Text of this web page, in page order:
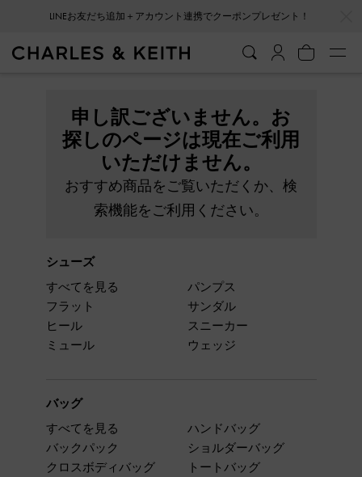
LINEお友だち追加＋アカウント連携でクーポンプレゼント！
申し訳ございません。お
探しのページは現在ご利用
いただけません。
おすすめ商品をご覧いただくか、検
索機能をご利用ください。
シューズ
すべてを見る
フラット
ヒール
ミュール
パンプス
サンダル
スニーカー
ウェッジ
バッグ
すべてを見る
バックパック
クロスボディバッグ
ハンドバッグ
ショルダーバッグ
トートバッグ